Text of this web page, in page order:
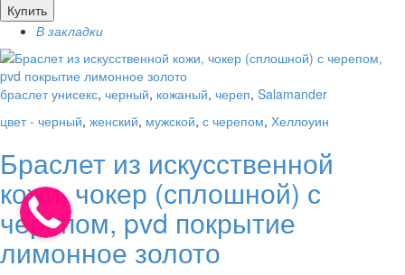
Купить
В закладки
браслет унисекс, черный, кожаный, череп, Salamander
цвет - черный, женский, мужской, с черепом, Хеллоуин
Браслет из искусственной
кожи, чокер (сплошной) с
черепом, pvd покрытие
лимонное золото